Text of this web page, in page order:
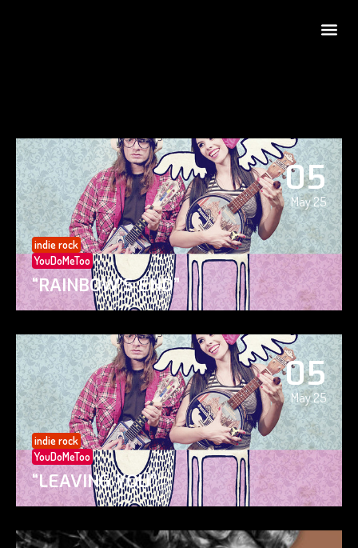
05
May 25
indie rock
YouDoMeToo
“RAINBOW’S END”
05
May 25
indie rock
YouDoMeToo
“LEAVING YOU”